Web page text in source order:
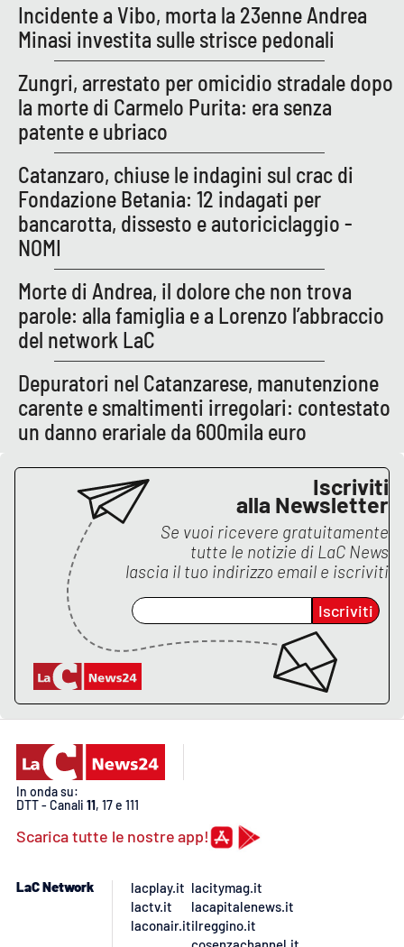
Incidente a Vibo, morta la 23enne Andrea
Minasi investita sulle strisce pedonali
Zungri, arrestato per omicidio stradale dopo
la morte di Carmelo Purita: era senza
patente e ubriaco
Catanzaro, chiuse le indagini sul crac di
Fondazione Betania: 12 indagati per
bancarotta, dissesto e autoriciclaggio -
NOMI
Morte di Andrea, il dolore che non trova
parole: alla famiglia e a Lorenzo l’abbraccio
del network LaC
Depuratori nel Catanzarese, manutenzione
carente e smaltimenti irregolari: contestato
un danno erariale da 600mila euro
Iscriviti
alla Newsletter
Se vuoi ricevere gratuitamente
tutte le notizie di LaC News
lascia il tuo indirizzo email e iscriviti
Iscriviti
In onda su:
DTT - Canali 11, 17 e 111
Scarica tutte le nostre app!
LaC Network
lacplay.it
lactv.it
laconair.it
lacitymag.it
lacapitalenews.it
ilreggino.it